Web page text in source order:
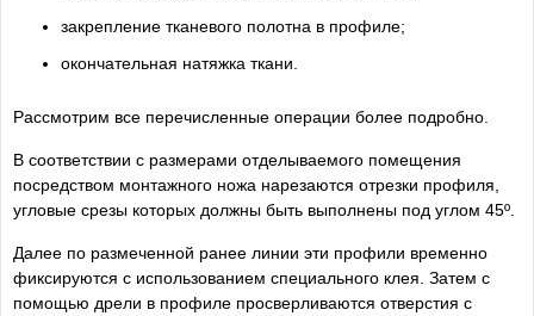
закрепление тканевого полотна в профиле;
окончательная натяжка ткани.
Рассмотрим все перечисленные операции более подробно.
В соответствии с размерами отделываемого помещения
посредством монтажного ножа нарезаются отрезки профиля,
угловые срезы которых должны быть выполнены под углом 45º.
Далее по размеченной ранее линии эти профили временно
фиксируются с использованием специального клея. Затем с
помощью дрели в профиле просверливаются отверстия с